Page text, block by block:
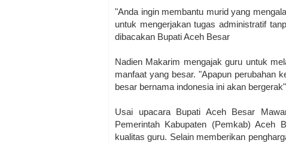
"Anda ingin membantu murid yang
untuk mengerjakan tugas administratif
dibacakan Bupati Aceh Besar
Nadien Makarim mengajak guru untuk
manfaat yang besar. "Apapun perubahan
besar bernama indonesia ini akan
Usai upacara Bupati Aceh Besar
Pemerintah Kabupaten (Pemkab) Aceh
kualitas guru. Selain memberikan